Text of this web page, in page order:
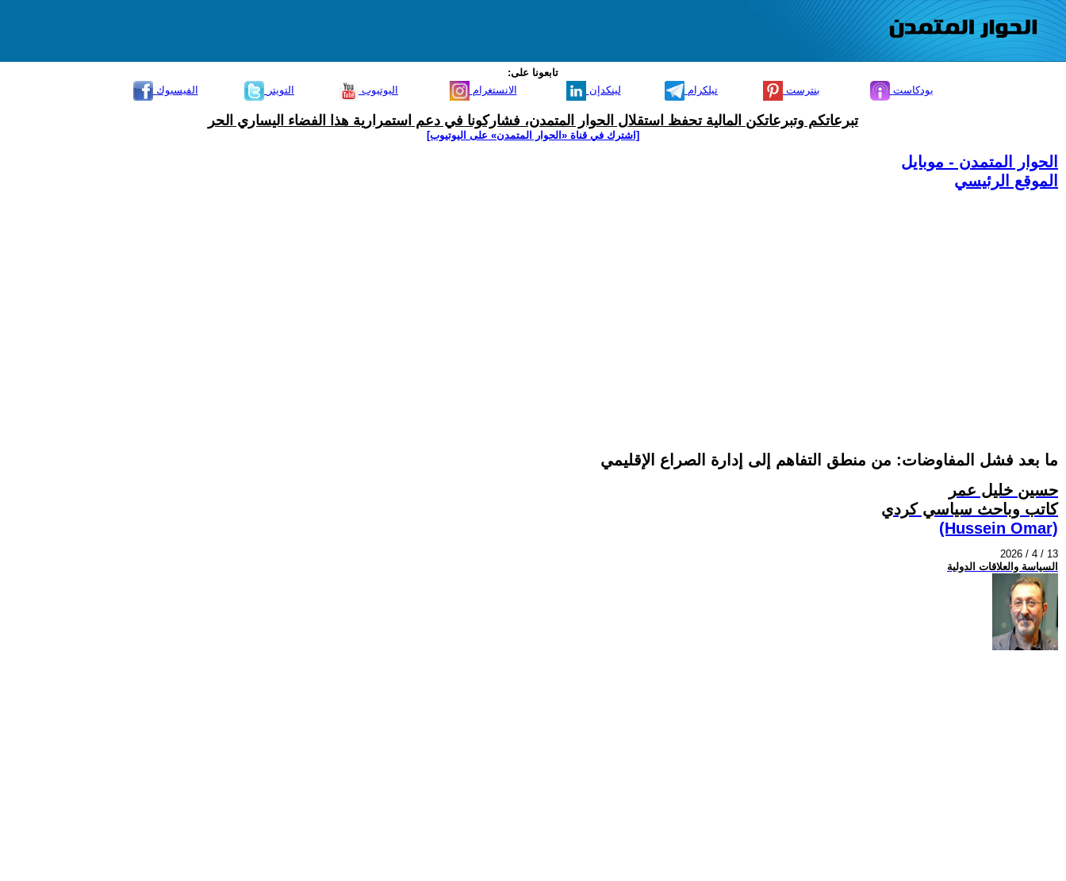
تابعونا على:
الفيسبوك
التويتر اليوتيوب الانستغرام لينكدإن تيلكرام بنترست بودكاست
تبرعاتكم وتبرعاتكن المالية تحفظ استقلال الحوار المتمدن، فشاركونا في دعم استمرارية هذا الفضاء اليساري الحر
[اشترك في قناة ‫«الحوار المتمدن» على اليوتيوب]
الحوار المتمدن - موبايل
الموقع الرئيسي
ما بعد فشل المفاوضات: من منطق التفاهم إلى إدارة الصراع الإقليمي
حسين خليل عمر
كاتب وباحث سياسي كردي
(Hussein Omar)
2026 / 4 / 13
السياسة والعلاقات الدولية